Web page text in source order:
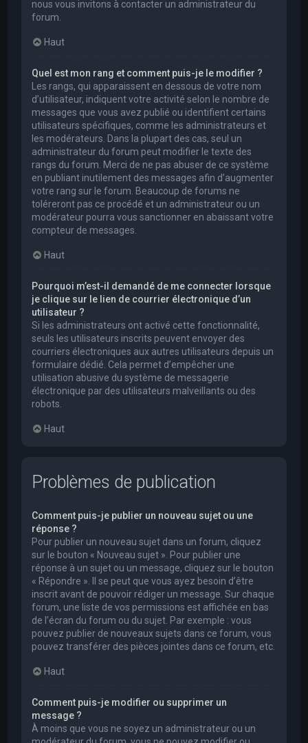
nous vous invitons à contacter un administrateur du
forum.
Haut
Quel est mon rang et comment puis-je le modifier ?
Les rangs, qui apparaissent en dessous de votre nom
d’utilisateur, indiquent votre activité selon le nombre de
messages que vous avez publié ou identifient certains
utilisateurs spécifiques, comme les administrateurs et
les modérateurs. Dans la plupart des cas, seul un
administrateur du forum peut modifier le texte des
rangs du forum. Merci de ne pas abuser de ce système
en publiant inutilement des messages afin d’augmenter
votre rang sur le forum. Beaucoup de forums ne
toléreront pas ce procédé et un administrateur ou un
modérateur pourra vous sanctionner en abaissant votre
compteur de messages.
Haut
Pourquoi m’est-il demandé de me connecter lorsque
je clique sur le lien de courrier électronique d’un
utilisateur ?
Si les administrateurs ont activé cette fonctionnalité,
seuls les utilisateurs inscrits peuvent envoyer des
courriers électroniques aux autres utilisateurs depuis un
formulaire dédié. Cela permet d’empêcher une
utilisation abusive du système de messagerie
électronique par des utilisateurs malveillants ou des
robots.
Haut
Problèmes de publication
Comment puis-je publier un nouveau sujet ou une
réponse ?
Pour publier un nouveau sujet dans un forum, cliquez
sur le bouton « Nouveau sujet ». Pour publier une
réponse à un sujet ou un message, cliquez sur le bouton
« Répondre ». Il se peut que vous ayez besoin d’être
inscrit avant de pouvoir rédiger un message. Sur chaque
forum, une liste de vos permissions est affichée en bas
de l’écran du forum ou du sujet. Par exemple : vous
pouvez publier de nouveaux sujets dans ce forum, vous
pouvez transférer des pièces jointes dans ce forum, etc.
Haut
Comment puis-je modifier ou supprimer un
message ?
À moins que vous ne soyez un administrateur ou un